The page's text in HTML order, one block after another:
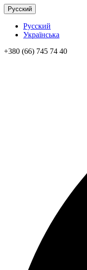
Русский
Русский
Українська
+380 (66) 745 74 40